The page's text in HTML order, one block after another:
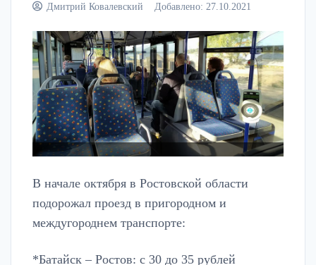
Дмитрий Ковалевский Добавлено: 27.10.2021
В начале октября в Ростовской области
подорожал проезд в пригородном и
междугороднем транспорте:
*Батайск – Ростов: с 30 до 35 рублей